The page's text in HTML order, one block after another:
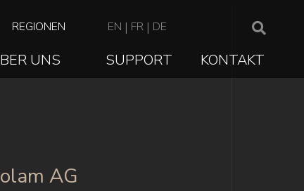
TOP
NAVIGATION
REGIONEN EN | FR | DE
UNS SUPPORT KONTAKT
AG